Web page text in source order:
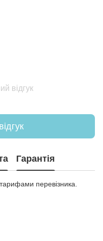
відгук
Гарантія
перевізника.